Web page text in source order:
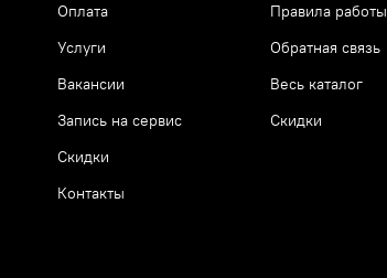
Оплата
Услуги
Вакансии
Запись на сервис
Скидки
Контакты
Правила работы
Обратная связь
Весь каталог
Скидки